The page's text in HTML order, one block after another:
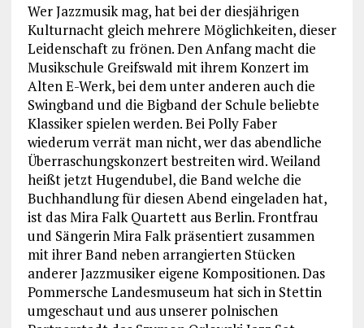
Wer Jazzmusik mag, hat bei der diesjährigen
Kulturnacht gleich mehrere Möglichkeiten, dieser
Leidenschaft zu frönen. Den Anfang macht die
Musikschule Greifswald mit ihrem Konzert im
Alten E-Werk, bei dem unter anderen auch die
Swingband und die Bigband der Schule beliebte
Klassiker spielen werden. Bei Polly Faber
wiederum verrät man nicht, wer das abendliche
Überraschungskonzert bestreiten wird. Weiland
heißt jetzt Hugendubel, die Band welche die
Buchhandlung für diesen Abend eingeladen hat,
ist das Mira Falk Quartett aus Berlin. Frontfrau
und Sängerin Mira Falk präsentiert zusammen
mit ihrer Band neben arrangierten Stücken
anderer Jazzmusiker eigene Kompositionen. Das
Pommersche Landesmuseum hat sich in Stettin
umgeschaut und aus unserer polnischen